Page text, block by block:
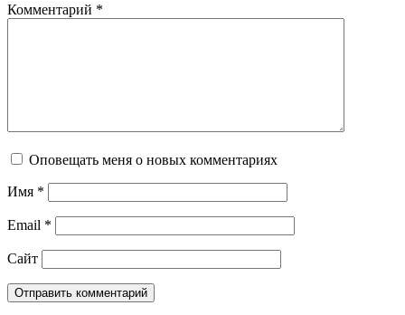
Комментарий *
Оповещать меня о новых комментариях
Имя *
Email *
Сайт